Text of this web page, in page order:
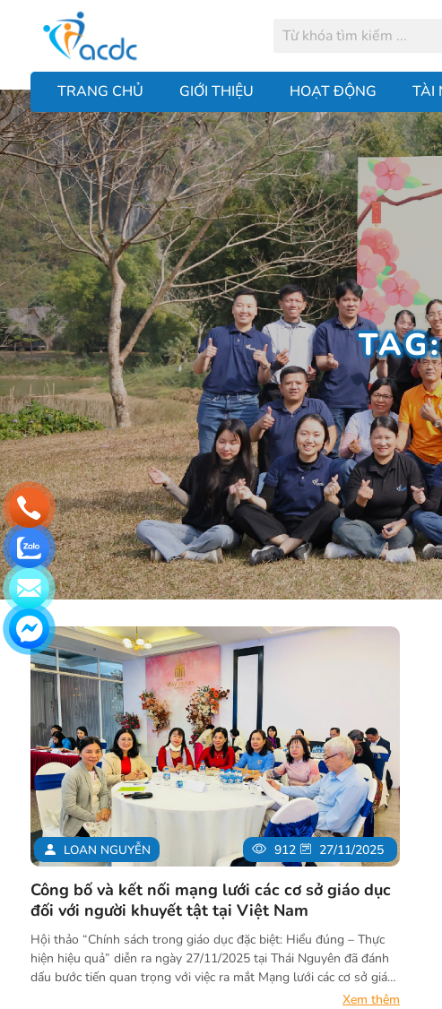
TRANG CHỦ GIỚI THIỆU HOẠT ĐỘNG TÀI
LOAN NGUYỄN 912 27/11/2025
Công bố và kết nối mạng lưới các cơ sở giáo dục
đối với người khuyết tật tại Việt Nam
Hội thảo “Chính sách trong giáo dục đặc biệt: Hiểu đúng – Thực
hiện hiệu quả” diễn ra ngày 27/11/2025 tại Thái Nguyên đã đánh
dấu bước tiến quan trọng với việc ra mắt Mạng lưới các cơ sở giáo
dục đối với người khuyết tật Việt Nam. Viện Nghiên cứu phát triển
Xem thêm